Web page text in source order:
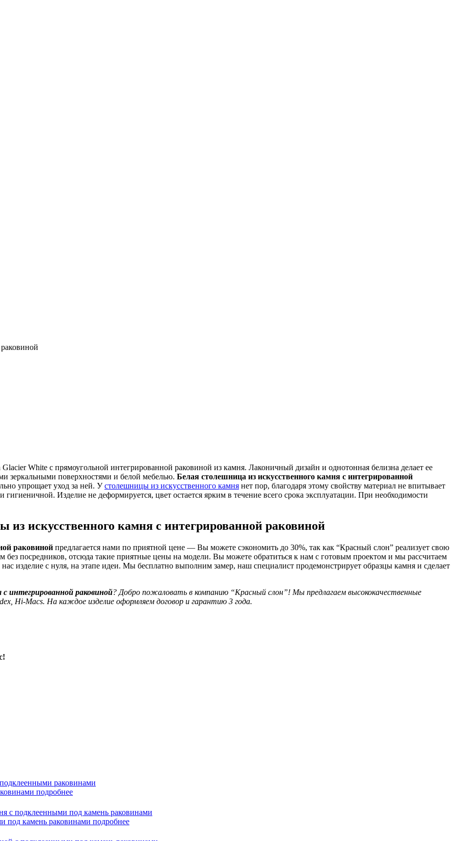
White с прямоугольной интегрированной раковиной из камня. Лаконичный дизайн и однотонная белизна делает ее
зеркальными поверхностями и белой мебелью. Белая столешница из искусственного камня с интегрированной
упрощает уход за ней. Устолешницы из искусственного камня нет пор, благодаря этому свойству материал не впитывает
гигиеничной. Изделие не деформируется, цвет остается ярким в течение всего срока эксплуатации. При необходимости
из искусственного камня с интегрированной раковиной
раковиной предлагается нами по приятной цене — Вы можете сэкономить до 30%, так как “Красный слон” реализует свою
посредников, отсюда такие приятные цены на модели. Вы можете обратиться к нам с готовым проектом и мы рассчитаем
изделие с нуля, на этапе идеи. Мы бесплатно выполним замер, наш специалист продемонстрирует образцы камня и сделает
интегрированной раковиной? Добро пожаловать в компанию “Красный слон”! Мы предлагаем высококачественные
Hi-Macs. На каждое изделие оформляем договор и гарантию 3 года.
подробнее
под камень раковинами подробнее